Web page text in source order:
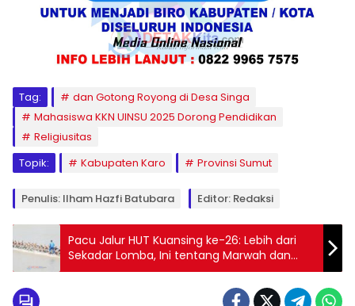
Tag:
dan Gotong Royong di Desa Singa
Mahasiswa KKN UINSU 2025 Dorong Pendidikan
Religiusitas
Topik:
Kabupaten Karo Provinsi Sumut
Penulis: Ilham Hazfi Batubara Editor: Redaksi
Pacu Jalur HUT Kuansing ke-26: Lebih dari
Sekadar Lomba, Ini tentang Marwah dan
Silaturahmi